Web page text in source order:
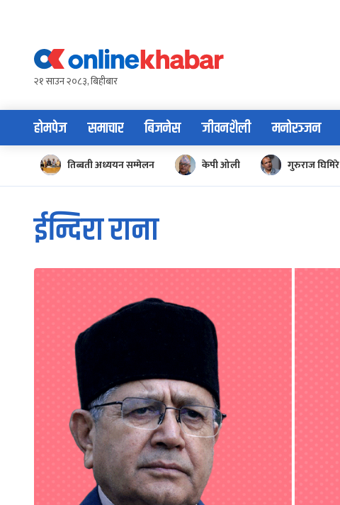
content२१ साउन २०८३, बिहीबार
होमपेज समाचार बिजनेस जीवनशैली मनोरञ्जन
तिब्बती अध्ययन सम्मेलन केपी ओली गुरुराज घिमिरे
ईन्दिरा राना